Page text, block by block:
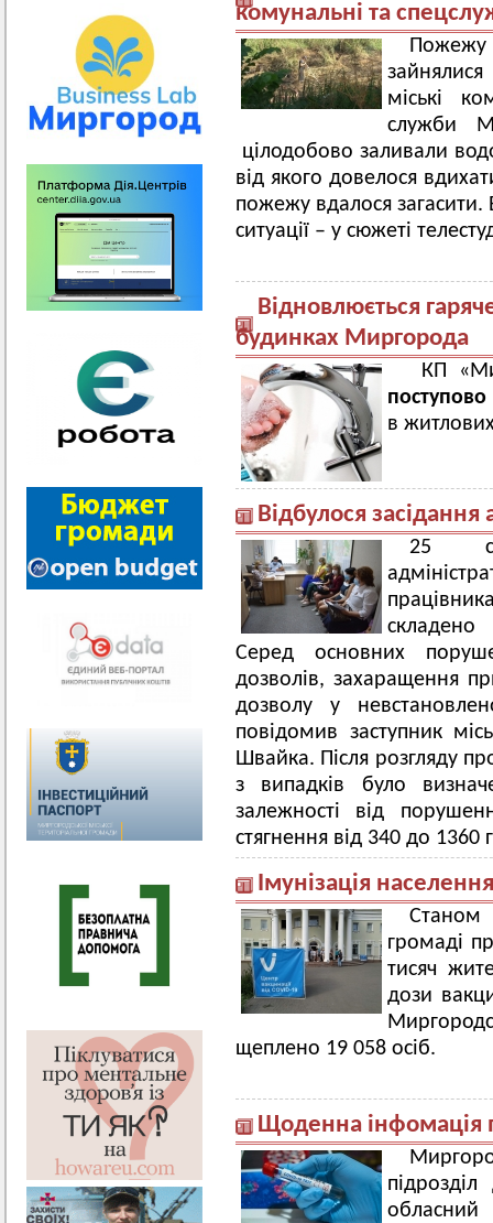
комунальні та
Пожежу
міські
служби
цілодобово заливали
від якого довелося
пожежу вдалося загасити.
ситуації – у сюжеті
Відновлюється
будинках Миргорода
КП
в
Відбулося засідання
25
складено
Серед основних
дозволів, захаращення
дозволу у
повідомив заступник
Швайка. Після розгляду
з випадків було
залежності від
стягнення від 340 до 1360
Імунізація
громаді
тисяч
дози
щеплено 19 058 осіб.
Щоденна інфомація
обласний